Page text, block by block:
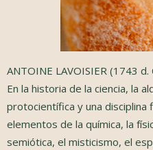
ANTOINE LAVOISIER (1743 d.
En la historia de la ciencia, la
protocientífica y una disciplina
elementos de la química, la
semiótica, el misticismo, el